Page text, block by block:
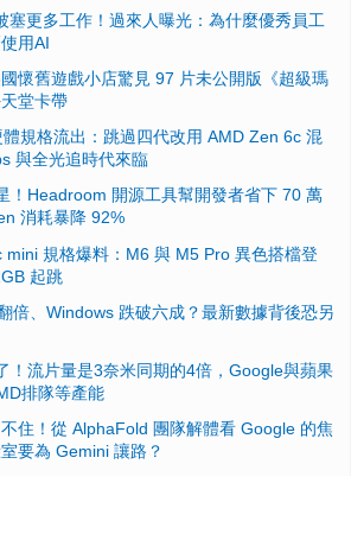
塞更多工作！過來人曝光：為什麼優秀員工
用AI
懷舊遊戲小店驚見 97 片未公開版《超級瑪
堂卡帶
規格流出：跳過四代改用 AMD Zen 6c 混
與全光追時代來臨
！Headroom 開源工具幫開發者省下 70 萬
消耗暴降 92%
規格爆料：M6 與 M5 Pro 異色搭檔登
起跳
倍、Windows 跌破六成？最新數據背後恐另
！流片量是3奈米同期的4倍，Google與蘋果
排隊等產能
住！從 AlphaFold 團隊解體看 Google 的焦
要為 Gemini 讓路？